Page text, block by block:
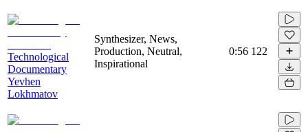
Technological
Documentary
Yevhen
Lokhmatov
Synthesizer, News,
Production, Neutral,
Inspirational
0:56 122